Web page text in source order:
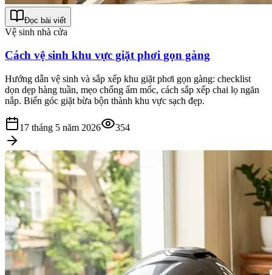
Đọc bài viết
Vệ sinh nhà cửa
Cách vệ sinh khu vực giặt phơi gọn gàng
Hướng dẫn vệ sinh và sắp xếp khu giặt phơi gọn gàng: checklist
dọn dẹp hàng tuần, mẹo chống ẩm mốc, cách sắp xếp chai lọ ngăn
nắp. Biến góc giặt bừa bộn thành khu vực sạch đẹp.
17 tháng 5 năm 2026 354